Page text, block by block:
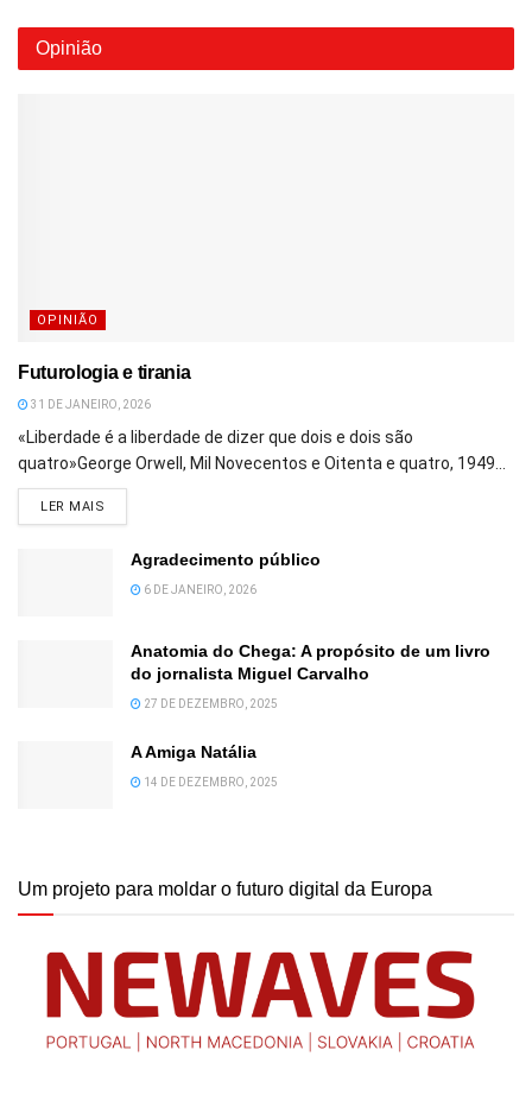
Opinião
OPINIÃO
Futurologia e tirania
31 DE JANEIRO, 2026
«Liberdade é a liberdade de dizer que dois e dois são
quatro»George Orwell, Mil Novecentos e Oitenta e quatro, 1949...
LER MAIS
Agradecimento público
6 DE JANEIRO, 2026
Anatomia do Chega: A propósito de um livro
do jornalista Miguel Carvalho
27 DE DEZEMBRO, 2025
A Amiga Natália
14 DE DEZEMBRO, 2025
Um projeto para moldar o futuro digital da Europa